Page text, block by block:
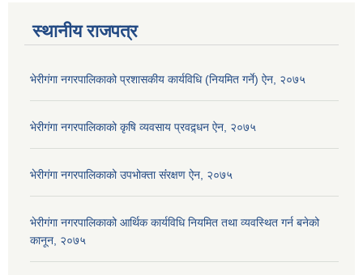
स्थानीय राजपत्र
भेरीगंगा नगरपालिकाको प्रशासकीय कार्यविधि (नियमित गर्ने) ऐन, २०७५
भेरीगंगा नगरपालिकाको कृषि व्यवसाय प्रवद्र्धन ऐन, २०७५
भेरीगंगा नगरपालिकाको उपभोक्ता संंरक्षण ऐन, २०७५
भेरीगंगा नगरपालिकाको आर्थिक कार्यविधि नियमित तथा व्यवस्थित गर्न बनेको
कानून, २०७५